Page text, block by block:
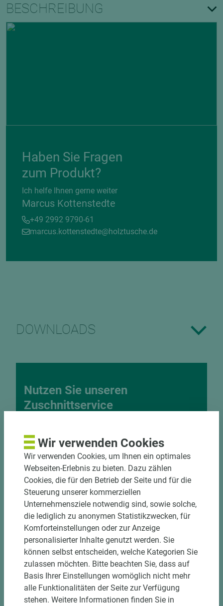
BESCHREIBUNG
Haben Sie Fragen
zum Produkt?
Ich helfe Ihnen gerne weiter
Marcus Kottenstedte
+49 2992 9790-61
marcus.kottenstedte@holztusche.de
DOWNLOADS
Nutzen Sie unseren
Zuschnittservice
und winkelgenau
Hohe und präzise Leistung durch
halbautomatische Beschickung
Einzelteiletikettierung auf Wunsch möglich
Materialschonende und kundengerechte
Verpackung der Fixmaße
Jetzt Zuschnitt anfragen
Wir verwenden Cookies
Wir verwenden Cookies, um Ihnen ein optimales
Webseiten-Erlebnis zu bieten. Dazu zählen
Cookies, die für den Betrieb der Seite und für die
Steuerung unserer kommerziellen
Unternehmensziele notwendig sind, sowie solche,
die lediglich zu anonymen Statistikzwecken, für
Komforteinstellungen oder zur Anzeige
personalisierter Inhalte genutzt werden. Sie
können selbst entscheiden, welche Kategorien Sie
zulassen möchten. Bitte beachten Sie, dass auf
Basis Ihrer Einstellungen womöglich nicht mehr
alle Funktionalitäten der Seite zur Verfügung
stehen. Weitere Informationen finden Sie in